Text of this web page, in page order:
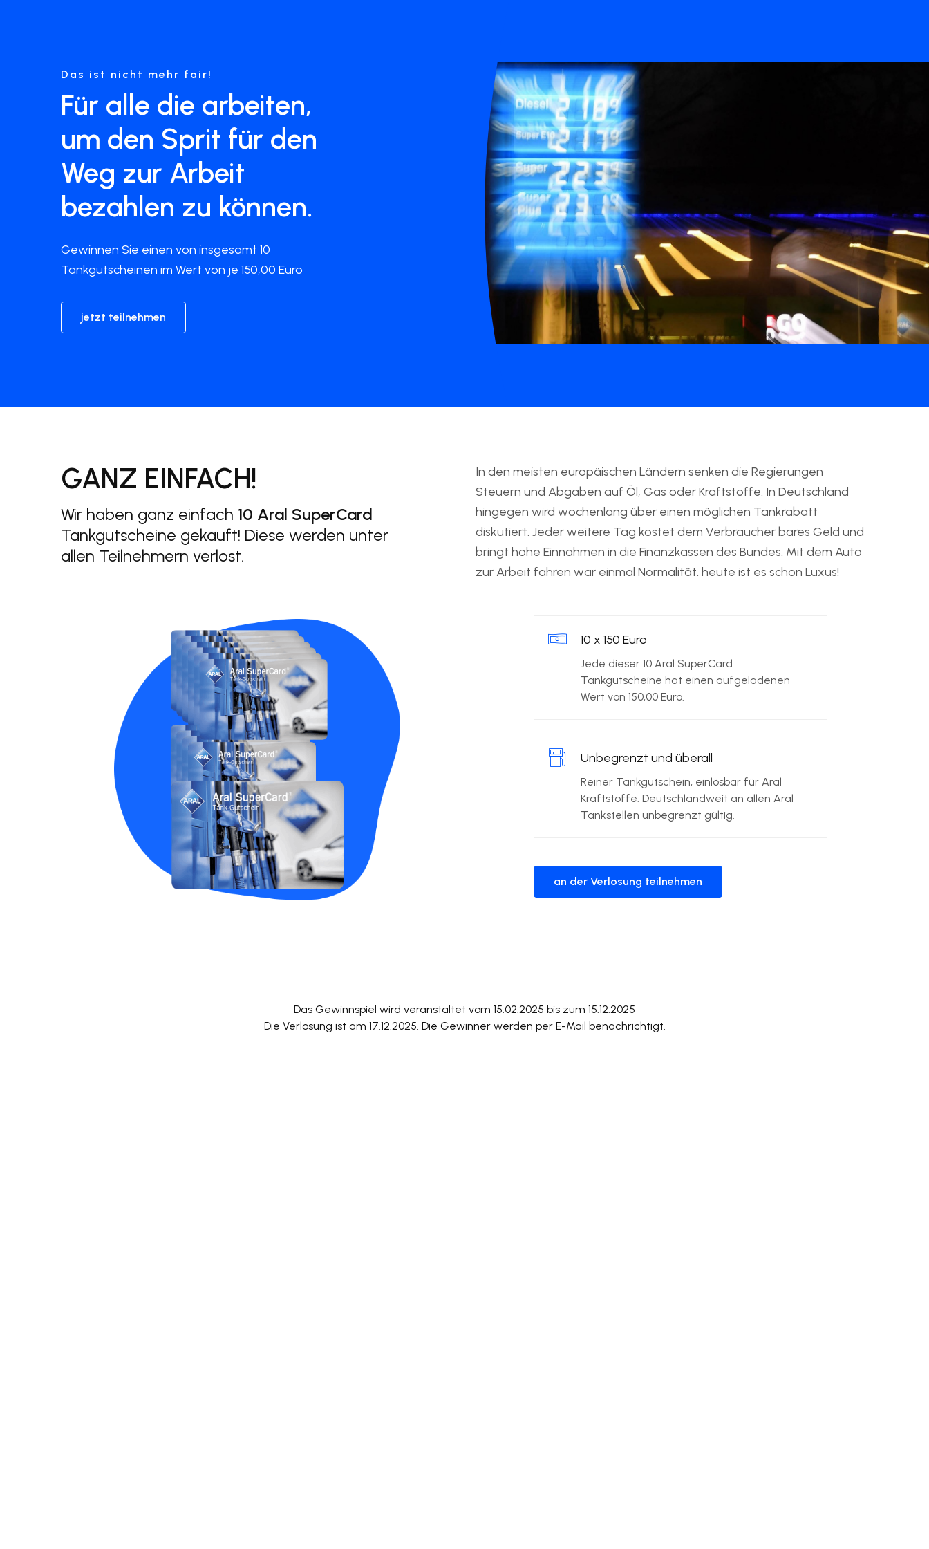
Das ist nicht mehr fair!
Für alle die arbeiten,
um den Sprit für den
Weg zur Arbeit
bezahlen zu können.
Gewinnen Sie einen von insgesamt 10
Tankgutscheinen im Wert von je 150,00 Euro
jetzt teilnehmen
GANZ EINFACH!
Wir haben ganz einfach 10 Aral SuperCard
Tankgutscheine gekauft! Diese werden unter
allen Teilnehmern verlost.
In den meisten europäischen Ländern senken die Regierungen
Steuern und Abgaben auf Öl, Gas oder Kraftstoffe. In Deutschland
hingegen wird wochenlang über einen möglichen Tankrabatt
diskutiert. Jeder weitere Tag kostet dem Verbraucher bares Geld und
bringt hohe Einnahmen in die Finanzkassen des Bundes. Mit dem Auto
zur Arbeit fahren war einmal Normalität. heute ist es schon Luxus!
10 x 150 Euro
Jede dieser 10 Aral SuperCard
Tankgutscheine hat einen aufgeladenen
Wert von 150,00 Euro.
Unbegrenzt und überall
Reiner Tankgutschein, einlösbar für Aral
Kraftstoffe. Deutschlandweit an allen Aral
Tankstellen unbegrenzt gültig.
an der Verlosung teilnehmen
Das Gewinnspiel wird veranstaltet vom 15.02.2025 bis zum 15.12.2025
Die Verlosung ist am 17.12.2025. Die Gewinner werden per E-Mail benachrichtigt.